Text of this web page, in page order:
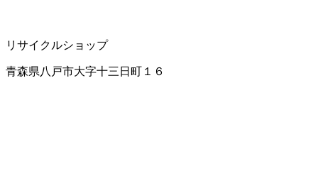
リサイクルショップ
青森県八戸市大字十三日町１６